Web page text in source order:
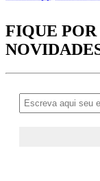
FIQUE